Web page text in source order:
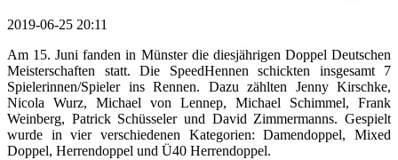
2019-06-25 20:11
Am 15. Juni fanden in Münster die diesjährigen Doppel Deutschen
Meisterschaften statt. Die SpeedHennen schickten insgesamt 7
Spielerinnen/Spieler ins Rennen. Dazu zählten Jenny Kirschke,
Nicola Wurz, Michael von Lennep, Michael Schimmel, Frank
Weinberg, Patrick Schüsseler und David Zimmermanns. Gespielt
wurde in vier verschiedenen Kategorien: Damendoppel, Mixed
Doppel, Herrendoppel und Ü40 Herrendoppel.